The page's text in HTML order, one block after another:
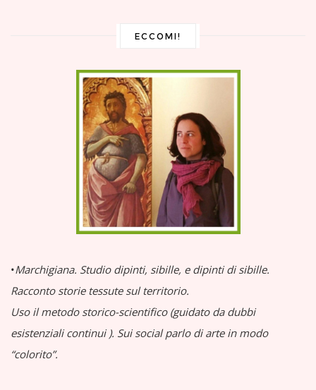
ECCOMI!
•Marchigiana. Studio dipinti, sibille, e dipinti di sibille.
Racconto storie tessute sul territorio.
Uso il metodo storico-scientifico (guidato da dubbi
esistenziali continui ). Sui social parlo di arte in modo
“colorito”.